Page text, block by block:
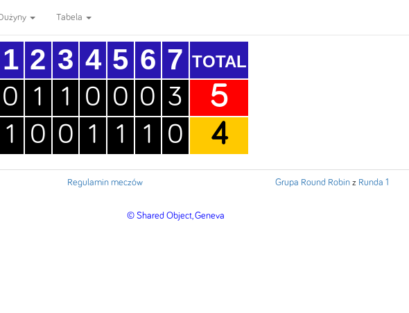
Dużyny Tabela
1
0
1
2
1
0
3
1
0
4
0
1
5
0
1
6
0
1
7
3
0
TOTAL
5
4
Regulamin meczów Grupa Round Robin z Runda 1
© Shared Object, Geneva